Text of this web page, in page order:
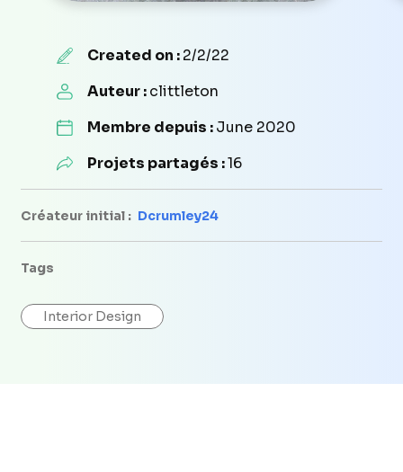
Created on :2/2/22
Auteur :clittleton
Membre depuis :June 2020
Projets partagés :16
Créateur initial : Dcrumley24
Tags
Interior Design